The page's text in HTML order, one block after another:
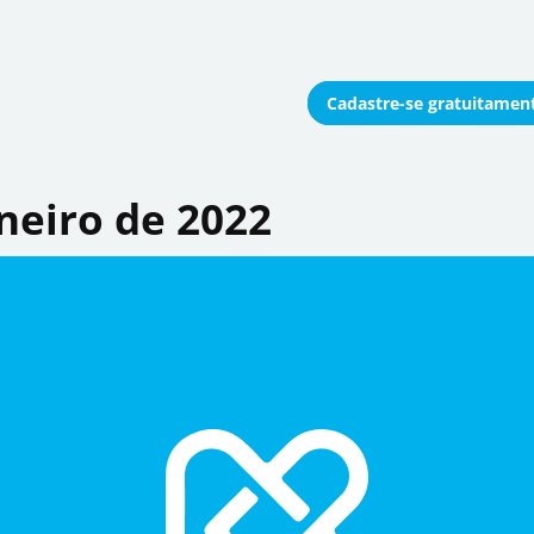
Cadastre-se
de 2022